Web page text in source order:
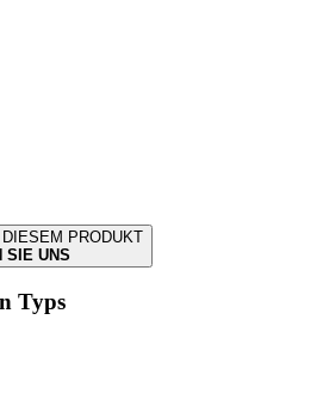
PRODUKT
SIE UNS
Typs